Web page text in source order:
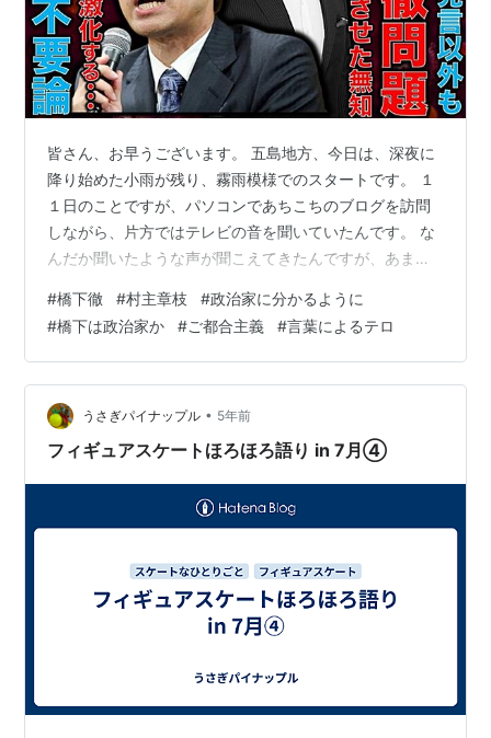
皆さん、お早うございます。 五島地方、今日は、深夜に
降り始めた小雨が残り、霧雨模様でのスタートです。 １
１日のことですが、パソコンであちこちのブログを訪問
しながら、片方ではテレビの音を聞いていたんです。 な
んだか聞いたような声が聞こえてきたんですが、あまり
んです。 すると、変なことを言っている声が聞こえたん
です。 『政治家に分かるような…』 ？？？？？？ この発
言の主は、橋下徹さん。 フジテレビの「バイキングＭＯ
ＲＥ」に出演していた橋下さん、元フィギュアスケート
女子日本代表の村主章枝さんに、「政治家に分かるよう
に教えて」とムチャな要求を。 橋下…
#橋下徹 #村主章枝 #政治家に分かるように
#橋下は政治家か #ご都合主義 #言葉によるテロ
うさぎパイナップル • 5年前
フィギュアスケートほろほろ語り in 7月④